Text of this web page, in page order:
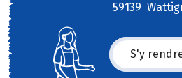
59139
S'y